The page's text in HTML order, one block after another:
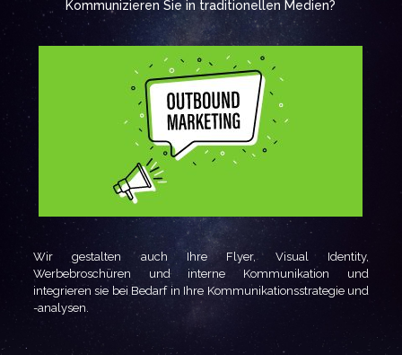
Kommunizieren Sie in traditionellen Medien?
Wir gestalten auch Ihre Flyer, Visual Identity,
Werbebroschüren und interne Kommunikation und
integrieren sie bei Bedarf in Ihre Kommunikationsstrategie und
-analysen.